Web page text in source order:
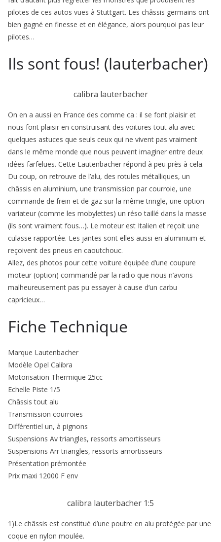
pilotes de ces autos vues à Stuttgart. Les châssis germains ont
bien gagné en finesse et en élégance, alors pourquoi pas leur
pilotes…
Ils sont fous! (lauterbacher)
calibra lauterbacher
On en a aussi en France des comme ca : il se font plaisir et
nous font plaisir en construi­sant des voitures tout alu avec
quelques astuces que seuls ceux qui ne vivent pas vraiment
dans le même monde que nous peuvent imaginer entre deux
idées farfelues. Cette Lautenbacher répond à peu près à cela.
Du coup, on retrouve de l’alu, des rotules métalliques, un
châssis en alumi­nium, une transmission par courroie, une
commande de frein et de gaz sur la même tringle, une option
variateur (comme les mobylettes) un réso taillé dans la masse
(ils sont vraiment fous…). Le moteur est Italien et reçoit une
culasse rapportée. Les jantes sont elles aussi en aluminium et
reçoivent des pneus en caoutchouc.
Allez, des photos pour cette voiture équipée d’une coupure
moteur (option) commandé par la radio que nous n’avons
malheureuse­ment pas pu essayer à cause d’un carbu
capricieux…
Fiche Technique
Marque Lautenbacher
Modèle Opel Calibra
Motorisation Thermique 25cc
Echelle Piste 1/5
Châssis tout alu
Transmission courroies
Différentiel un, à pignons
Suspensions Av triangles, ressorts amortisseurs
Suspensions Arr triangles, ressorts amortisseurs
Présentation prémontée
Prix maxi 12000 F env
calibra lauterbacher 1:5
1)Le châssis est constitué d’une poutre en alu protégée par une
coque en nylon mou­lée.